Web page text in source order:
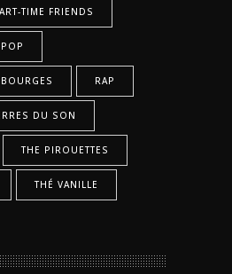
TIME FRIENDS
POP
RAP
DU SON
THE PIROUETTES
THÉ VANILLE